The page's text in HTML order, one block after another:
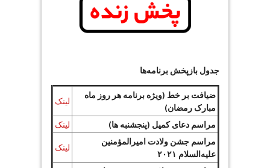
جدول بازپخش برنامه‌ها
ضیافت بر خط (ویژه برنامه هر روز ماه
مبارک رمضان)
لینک
مراسم دعای کمیل (پنجشنبه ها)
لینک
مراسم جشن ولادت امیرالمؤمنین
علیه‌السلام ۲۰۲۱
لینک